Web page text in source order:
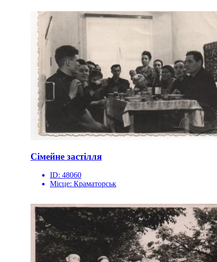
Сімейне застілля
ID: 48060
Місце: Краматорськ